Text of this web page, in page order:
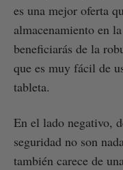
es una mejor oferta
almacenamiento en
beneficiarás de la
que es muy fácil de
tableta.
En el lado negativo,
seguridad no son
también carece de